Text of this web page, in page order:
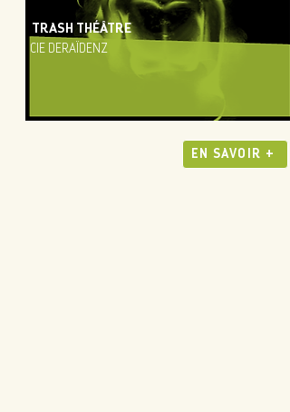
CIE DERAÏDENZ
TRASH THÉÂTRE
EN SAVOIR +